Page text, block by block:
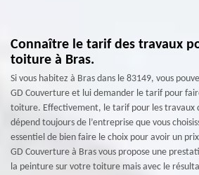
Connaître le tarif des travaux
toiture à Bras.
Si vous habitez à Bras dans le 83149, vous
GD Couverture et lui demander le tarif pour
toiture. Effectivement, le tarif pour les travaux
dépend toujours de l’entreprise que vous
essentiel de bien faire le choix pour avoir un
GD Couverture à Bras vous propose une
la peinture sur votre toiture mais avec le